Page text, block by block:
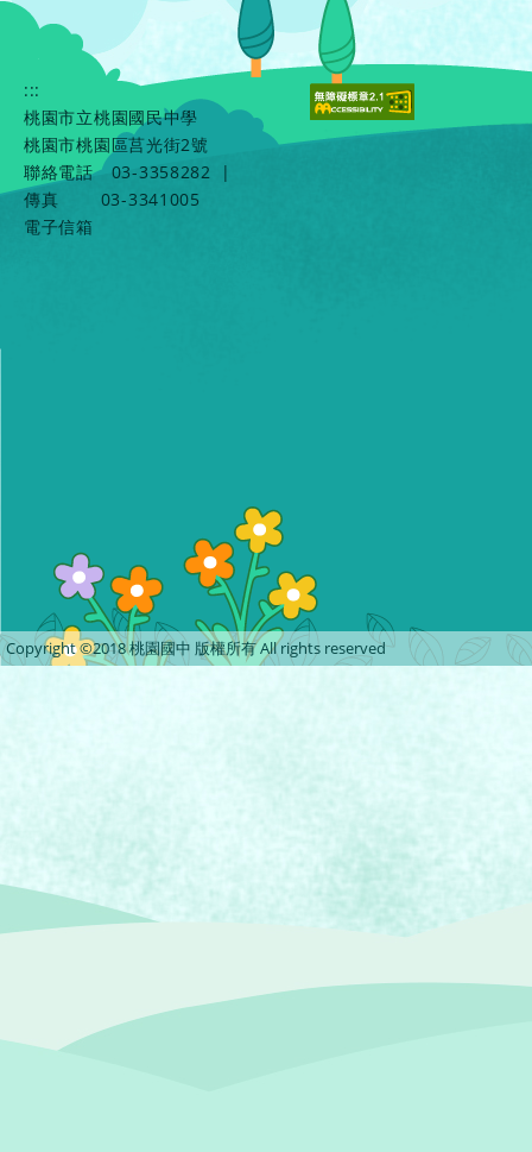
:::
桃園市立桃園國民中學
桃園市桃園區莒光街2號
聯絡電話
03-3358282
|
傳真
03-3341005
電子信箱
Copyright ©2018 桃園國中 版權所有 All rights reserved